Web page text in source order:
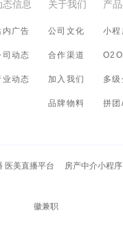
态信息
内广告
司动态
业动态
关于我们
公司文化
合作渠道
加入我们
品牌物料
产
小程
多级
拼团
医美直播平台 房产中介小程序
徽兼职